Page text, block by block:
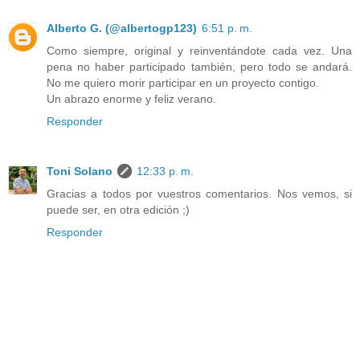
Alberto G. (@albertogp123) 6:51 p. m.
Como siempre, original y reinventándote cada vez. Una
pena no haber participado también, pero todo se andará.
No me quiero morir participar en un proyecto contigo.
Un abrazo enorme y feliz verano.
Responder
Toni Solano
12:33 p. m.
Gracias a todos por vuestros comentarios. Nos vemos, si
puede ser, en otra edición ;)
Responder